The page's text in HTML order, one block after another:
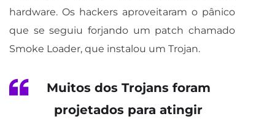
hardware. Os hackers aproveitaram o pânico
que se seguiu forjando um patch chamado
Smoke Loader, que instalou um Trojan.
Muitos dos Trojans foram
projetados para atingir